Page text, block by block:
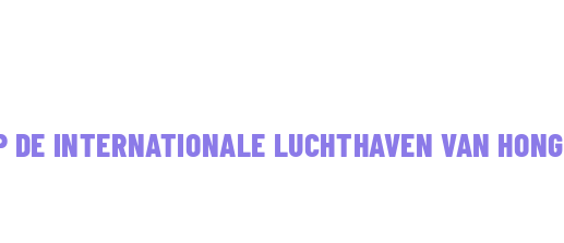
DE INTERNATIONALE LUCHTHAVEN VAN HONG